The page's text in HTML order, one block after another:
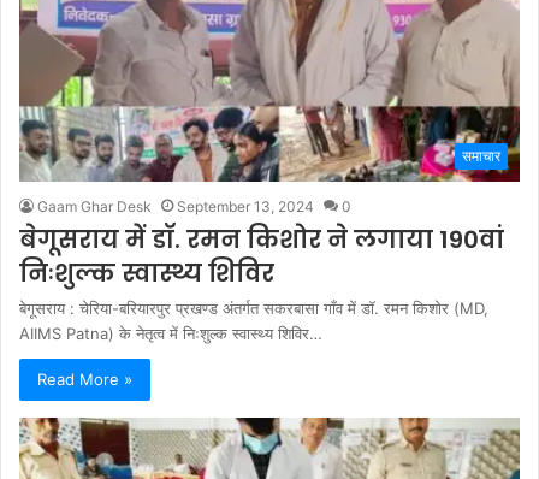
समाचार
Gaam Ghar Desk September 13, 2024 0
बेगूसराय में डॉ. रमन किशोर ने लगाया 190वां
निःशुल्क स्वास्थ्य शिविर
बेगूसराय : चेरिया-बरियारपुर प्रखण्ड अंतर्गत सकरबासा गाँव में डॉ. रमन किशोर (MD,
AIIMS Patna) के नेतृत्व में निःशुल्क स्वास्थ्य शिविर…
Read More »